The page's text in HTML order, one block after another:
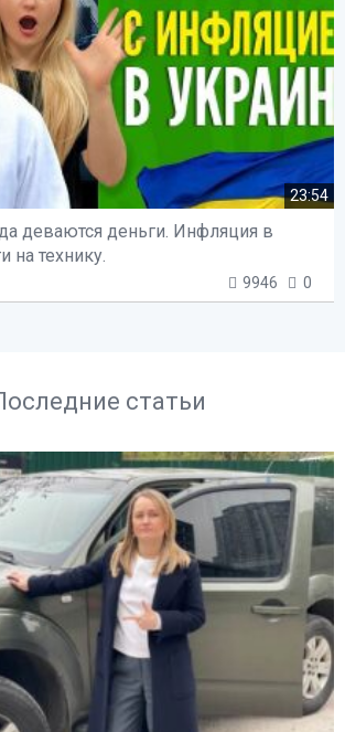
23:54
деваются деньги. Инфляция в
на технику.
9946 0
статьи